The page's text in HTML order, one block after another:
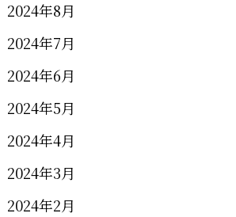
2024年8月
2024年7月
2024年6月
2024年5月
2024年4月
2024年3月
2024年2月